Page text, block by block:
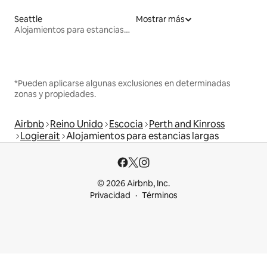
Seattle
Alojamientos para estancias largas
Mostrar más
*Pueden aplicarse algunas exclusiones en determinadas
zonas y propiedades.
Airbnb Reino Unido Escocia Perth and Kinross
Logierait Alojamientos para estancias largas
© 2026 Airbnb, Inc.
Privacidad
Términos